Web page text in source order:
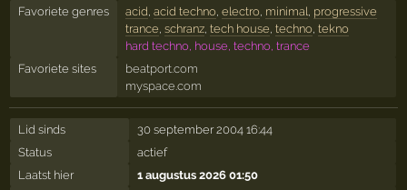
Favoriete genres
acid acid techno, electro, minimal progressive
trance schranz, tech house techno, tekno
hard techno, house, techno, trance
Favoriete sites
beatport.com
myspace.com
Lid sinds
30 september 2004 16:44
Status
actief
Laatst hier
1 augustus 2026 01:50